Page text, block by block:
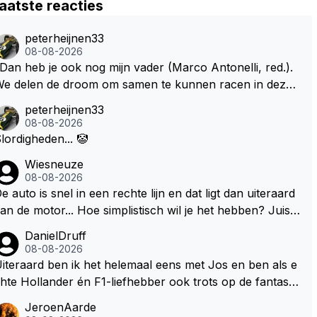
reacties
peterheijnen33
08-08-2026
heb je ook nog mijn vader (Marco Antonelli, red.).
delen de droom om samen te kunnen racen in dezelf
met Kimi en Marco én Max én Jos? ;)
peterheijnen33
08-08-2026
🤡
Wiesneuze
08-08-2026
auto is snel in een rechte lijn en dat ligt dan uiteraard
de motor... Hoe simplistisch wil je het hebben? Juist i
belangrijk. Heeft Red Bull bochtgrip opgegeven voor t
Dat is iets wat vaker gebeurd is, zeker met V
aan bet stuur.
DanielDruff
08-08-2026
ben ik het helemaal eens met Jos en ben als e
Hollander én F1-liefhebber ook trots op de fantastis
JeroenAarde